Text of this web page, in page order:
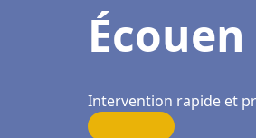
Écouen
Intervention rapide et